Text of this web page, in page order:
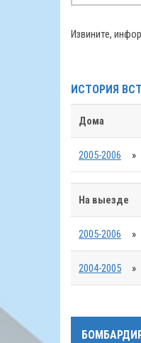
Извините,
ИСТОРИЯ
Дома
2005-2006 »
На выезде
2005-2006 »
2004-2005 »